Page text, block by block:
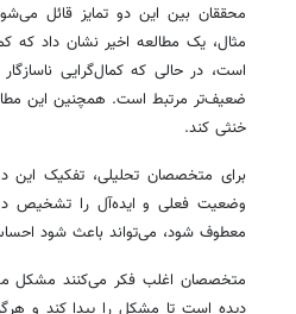
محققان بین این دو تمایز قائل
مثال، یک مطالعه اخیر نشان داد که
است، در حالی که کمال‌گرایی
ضعیف‌تر مرتبط است. همچنین این
خنثی کند.
برای متخصصان تحلیلی، تفکیک این
وضعیت فعلی و ایده‌آل را تشخیص
معطوف شود، می‌تواند باعث شود
متخصصان اغلب فکر می‌کنند مشکل
دیده است تا مشکل را پیدا کند و